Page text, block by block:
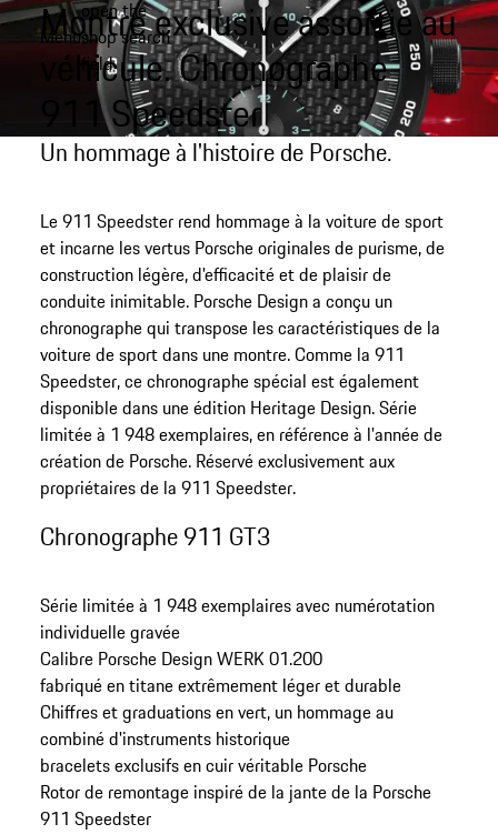
Aller
contenu
Menu
open the
shop search
field
My shopping bag, 0
Montre exclusive assortie au
véhicule. Chronographe
911 Speedster
Un hommage à l'histoire de Porsche.
Le 911 Speedster rend hommage à la voiture de sport
et incarne les vertus Porsche originales de purisme, de
construction légère, d'efficacité et de plaisir de
conduite inimitable. Porsche Design a conçu un
chronographe qui transpose les caractéristiques de la
voiture de sport dans une montre. Comme la 911
Speedster, ce chronographe spécial est également
disponible dans une édition Heritage Design. Série
limitée à 1 948 exemplaires, en référence à l'année de
création de Porsche. Réservé exclusivement aux
propriétaires de la 911 Speedster.
Chronographe 911 GT3
Série limitée à 1 948 exemplaires avec numérotation
individuelle gravée
Calibre Porsche Design WERK 01.200
fabriqué en titane extrêmement léger et durable
Chiffres et graduations en vert, un hommage au
combiné d'instruments historique
bracelets exclusifs en cuir véritable Porsche
Rotor de remontage inspiré de la jante de la Porsche
911 Speedster